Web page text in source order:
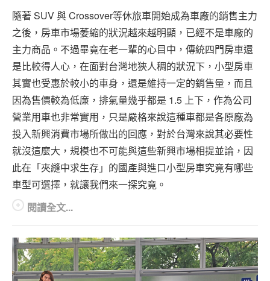
隨著 SUV 與 Crossover等休旅車開始成為車廠的銷售主力
之後，房車市場萎縮的狀況越來越明顯，已經不是車廠的
主力商品。不過畢竟在老一輩的心目中，傳統四門房車還
是比較得人心，在面對台灣地狹人稠的狀況下，小型房車
其實也受惠於較小的車身，還是維持一定的銷售量，而且
因為售價較為低廉，排氣量幾乎都是 1.5 上下，作為公司
營業用車也非常實用，只是嚴格來說這種車都是各原廠為
投入新興消費市場所做出的回應，對於台灣來說其必要性
就沒這麼大，規模也不可能與這些新興市場相提並論，因
此在「夾縫中求生存」的國產與進口小型房車究竟有哪些
車型可選擇，就讓我們來一探究竟。
閱讀全文...